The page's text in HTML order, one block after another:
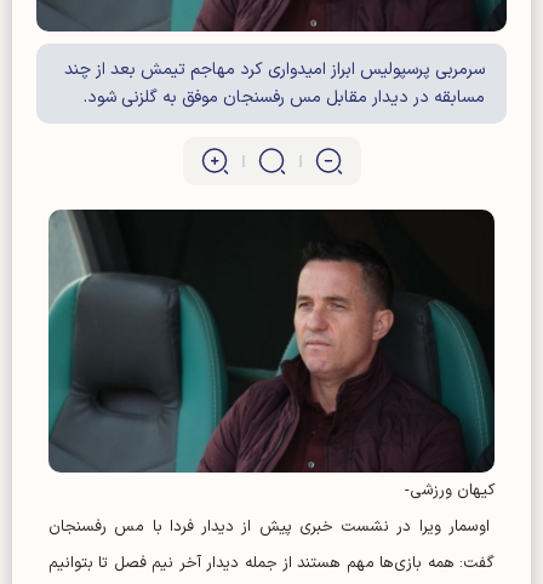
سرمربی پرسپولیس ابراز امیدواری کرد مهاجم تیمش بعد از چند
مسابقه در دیدار مقابل مس رفسنجان موفق به گلزنی شود.
کیهان ورزشی-
اوسمار ویرا در نشست خبری پیش از دیدار فردا با مس رفسنجان
گفت: همه بازی‌ها مهم هستند از جمله دیدار آخر نیم فصل تا بتوانیم